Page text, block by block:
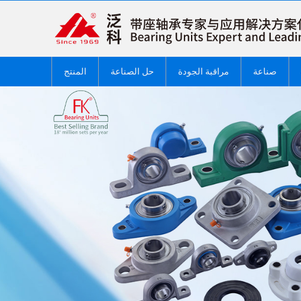
المنتج حل الصناعة مراقبة الجودة صناعة